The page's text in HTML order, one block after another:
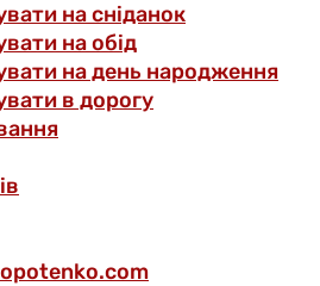
на сніданок
на обід
на день народження
в дорогу